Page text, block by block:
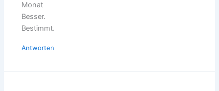
Monat
Besser.
Bestimmt.
Antworten